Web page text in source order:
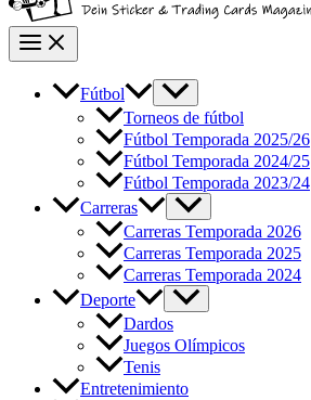
Fútbol
Torneos de fútbol
Fútbol Temporada 2025/26
Fútbol Temporada 2024/25
Fútbol Temporada 2023/24
Carreras
Carreras Temporada 2026
Carreras Temporada 2025
Carreras Temporada 2024
Deporte
Dardos
Juegos Olímpicos
Tenis
Entretenimiento